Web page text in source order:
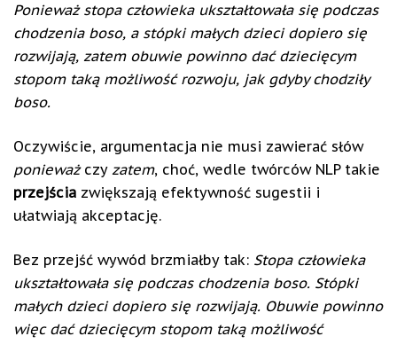
Ponieważ stopa człowieka ukształtowała się podczas
chodzenia boso, a stópki małych dzieci dopiero się
rozwijają, zatem obuwie powinno dać dziecięcym
stopom taką możliwość rozwoju, jak gdyby chodziły
boso.
Oczywiście, argumentacja nie musi zawierać słów
ponieważczy zatem, choć, wedle twórców NLP takie
przejścia zwiększają efektywność sugestii i
ułatwiają akceptację.
Bez przejść wywód brzmiałby tak: Stopa człowieka
ukształtowała się podczas chodzenia boso. Stópki
małych dzieci dopiero się rozwijają. Obuwie powinno
więc dać dziecięcym stopom taką możliwość